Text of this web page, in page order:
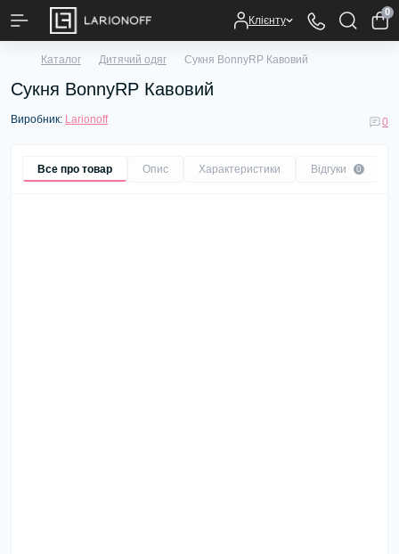
Клієнту
0
Каталог Дитячий одяг Сукня BonnyRP Кавовий
Сукня BonnyRP Кавовий
Виробник: Larionoff 0
Все про товар Опис Характеристики Відгуки 0